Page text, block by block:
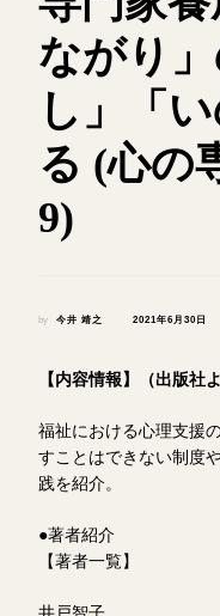
ながり
し」「
る (心の
9)
by 今井 靖之 2021年6月30日
【内容情報】（出版社よ
福祉における心理支援
すことはできない制度
践を紹介。
●著者紹介
【著者一覧】